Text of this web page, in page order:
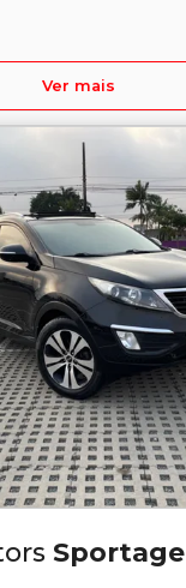
Ver mais
Sportage